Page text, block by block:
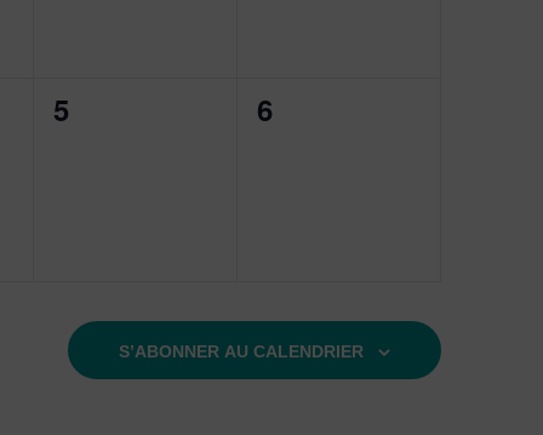
0
5
0
6
S’ABONNER AU CALENDRIER